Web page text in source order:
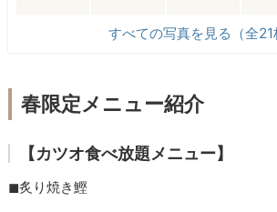
すべての写真を見る（全21
春限定メニュー紹介
【カツオ食べ放題メニュー】
◼︎炙り焼き鰹